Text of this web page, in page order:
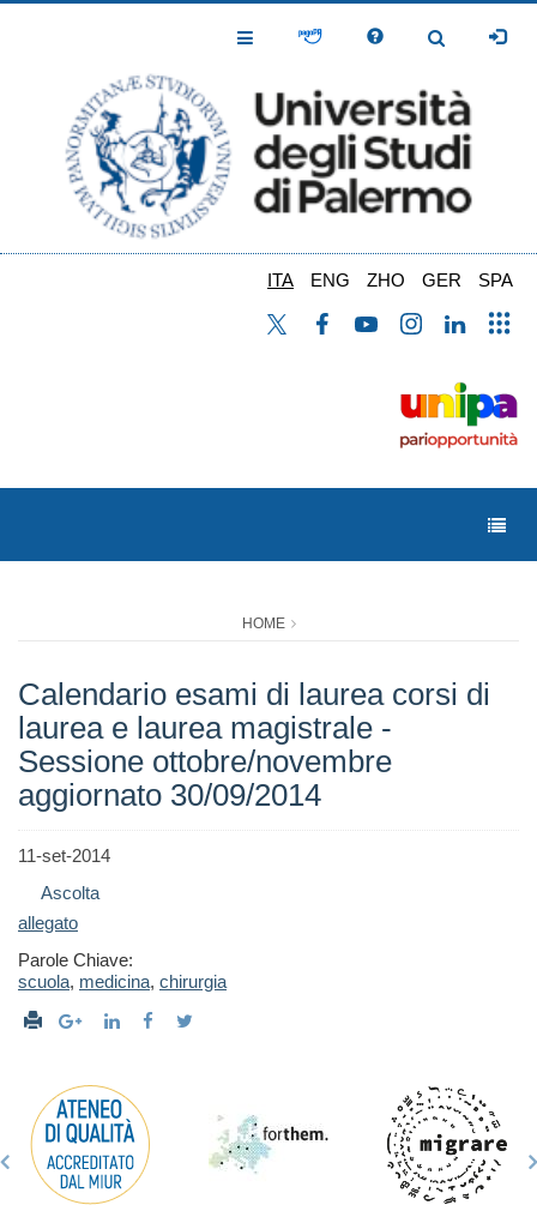
Toggle
Toggle
ITA ENG ZHO GER SPA
HOME
Calendario esami di laurea corsi di
laurea e laurea magistrale -
Sessione ottobre/novembre
aggiornato 30/09/2014
11-set-2014
Ascolta
allegato
Parole Chiave:
scuola, medicina, chirurgia